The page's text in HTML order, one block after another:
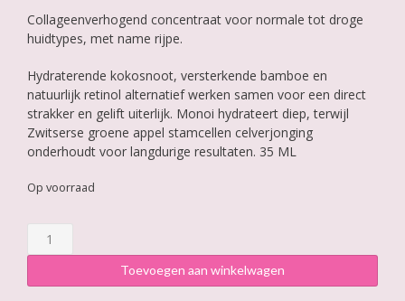
Collageenverhogend concentraat voor normale tot droge
huidtypes, met name rijpe.
Hydraterende kokosnoot, versterkende bamboe en
natuurlijk retinol alternatief werken samen voor een direct
strakker en gelift uiterlijk. Monoi hydrateert diep, terwijl
Zwitserse groene appel stamcellen celverjonging
onderhoudt voor langdurige resultaten. 35 ML
Op voorraad
Éminence
Bamboo
Fluid
Toevoegen aan winkelwagen